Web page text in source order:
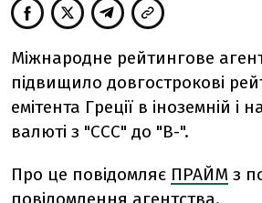
Міжнародне рейтингове
підвищило довгострокові
емітента Греції в іноземній і
валюті з "CCC" до "B-".
Про це повідомляє ПРАЙМ з